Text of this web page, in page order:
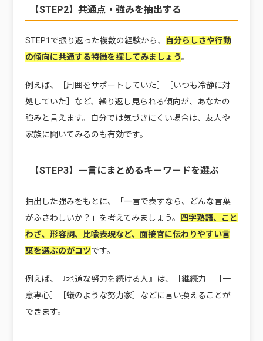
【STEP2】共通点・強みを抽出する
STEP1で振り返った複数の経験から、
自分らしさや行動
の傾向に共通する特徴を探してみましょう。
例えば、［周囲をサポートしていた］［いつも冷静に対
処していた］など、繰り返し見られる傾向が、あなたの
強みと言えます。自分では気づきにくい場合は、友人や
家族に聞いてみるのも有効です。
【STEP3】一言にまとめるキーワードを選ぶ
抽出した強みをもとに、「一言で表すなら、どんな言葉
がふさわしいか？」を考えてみましょう。 四字熟語、こと
わざ、形容詞、比喩表現など、面接官に伝わりやすい言
葉を選ぶのがコツです。
例えば、『地道な努力を続ける人』は、［継続力］［一
意専心］［蟻のような努力家］などに言い換えることが
できます。